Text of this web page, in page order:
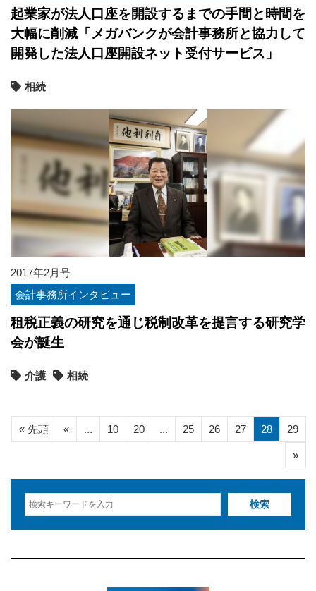
起業家が法人口座を開設するまでの手間と時間を
大幅に削減「メガバンクが会計事務所と協力して
開発した法人口座開設ネット受付サービス」
相続
2017年2月号
会計事務所インタビュー
租税正義の研究を通じ税制改革を提言する研究学
会が誕生
介護 相続
« 先頭 « ... 10 20 ... 25 26 27 28 29
»